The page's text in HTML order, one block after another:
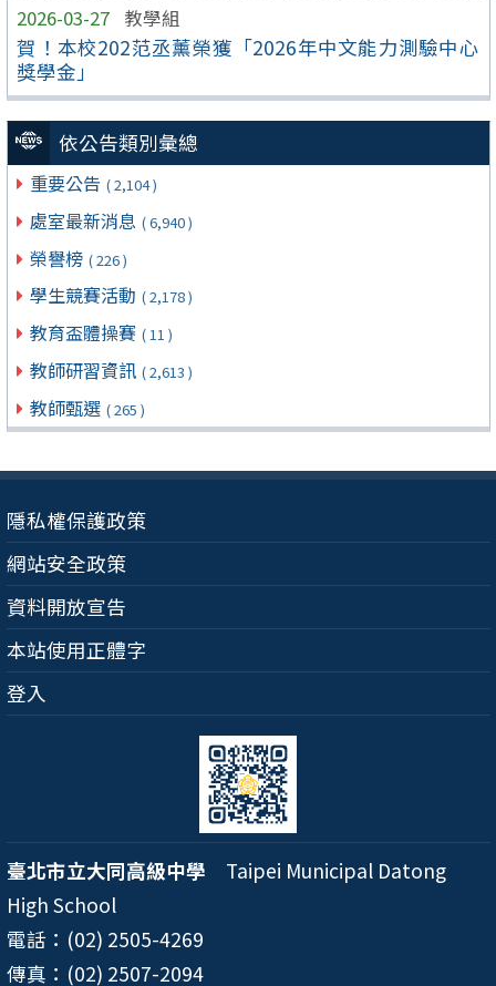
2026-03-27 教學組
賀！本校202范丞薰榮獲「2026年中文能力測驗中心
獎學金」
依公告類別彙總
重要公告 ( 2,104 )
處室最新消息 ( 6,940 )
榮譽榜 ( 226 )
學生競賽活動 ( 2,178 )
教育盃體操賽 ( 11 )
教師研習資訊 ( 2,613 )
教師甄選 ( 265 )
隱私權保護政策
網站安全政策
資料開放宣告
本站使用正體字
登入
臺北市立大同高級中學 Taipei Municipal Datong
High School
電話：(02) 2505-4269
傳真：(02) 2507-2094